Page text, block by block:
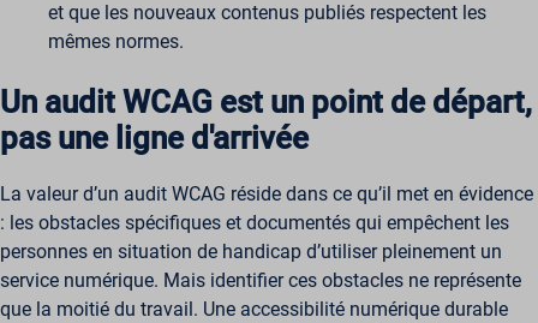
et que les nouveaux contenus publiés respectent les
mêmes normes.
Un audit WCAG est un point de départ,
pas une ligne d'arrivée
La valeur d’un audit WCAG réside dans ce qu’il met en évidence
: les obstacles spécifiques et documentés qui empêchent les
personnes en situation de handicap d’utiliser pleinement un
service numérique. Mais identifier ces obstacles ne représente
que la moitié du travail. Une accessibilité numérique durable